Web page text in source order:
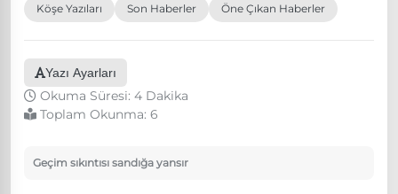
Köşe Yazıları Son Haberler Öne Çıkan Haberler
Yazı Ayarları
Okuma Süresi: 4 Dakika
Toplam Okunma: 6
Geçim sıkıntısı sandığa yansır